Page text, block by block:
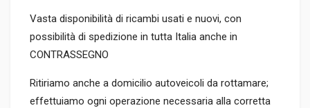
Vasta disponibilità di ricambi usati e nuovi, con
possibilità di spedizione in tutta Italia anche in
CONTRASSEGNO
Ritiriamo anche a domicilio autoveicoli da rottamare;
effettuiamo ogni operazione necessaria alla corretta